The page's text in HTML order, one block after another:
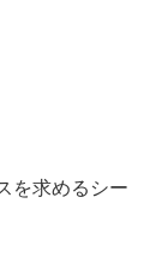
を求めるシー